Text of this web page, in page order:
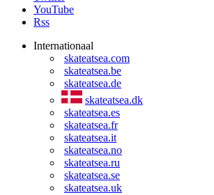
YouTube
Rss
Internationaal
skateatsea.com
skateatsea.be
skateatsea.de
skateatsea.dk
skateatsea.es
skateatsea.fr
skateatsea.it
skateatsea.no
skateatsea.ru
skateatsea.se
skateatsea.uk